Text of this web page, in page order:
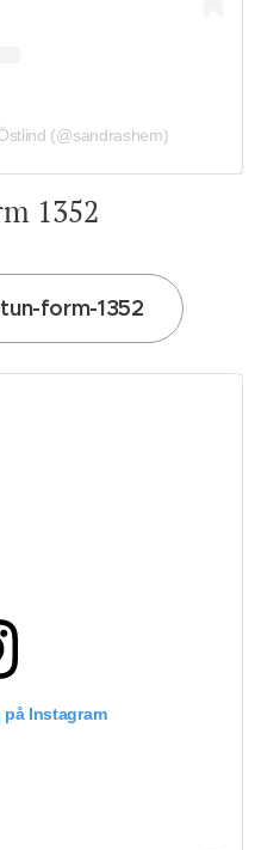
(@sandrashem)
1352
form-1352
Instagram